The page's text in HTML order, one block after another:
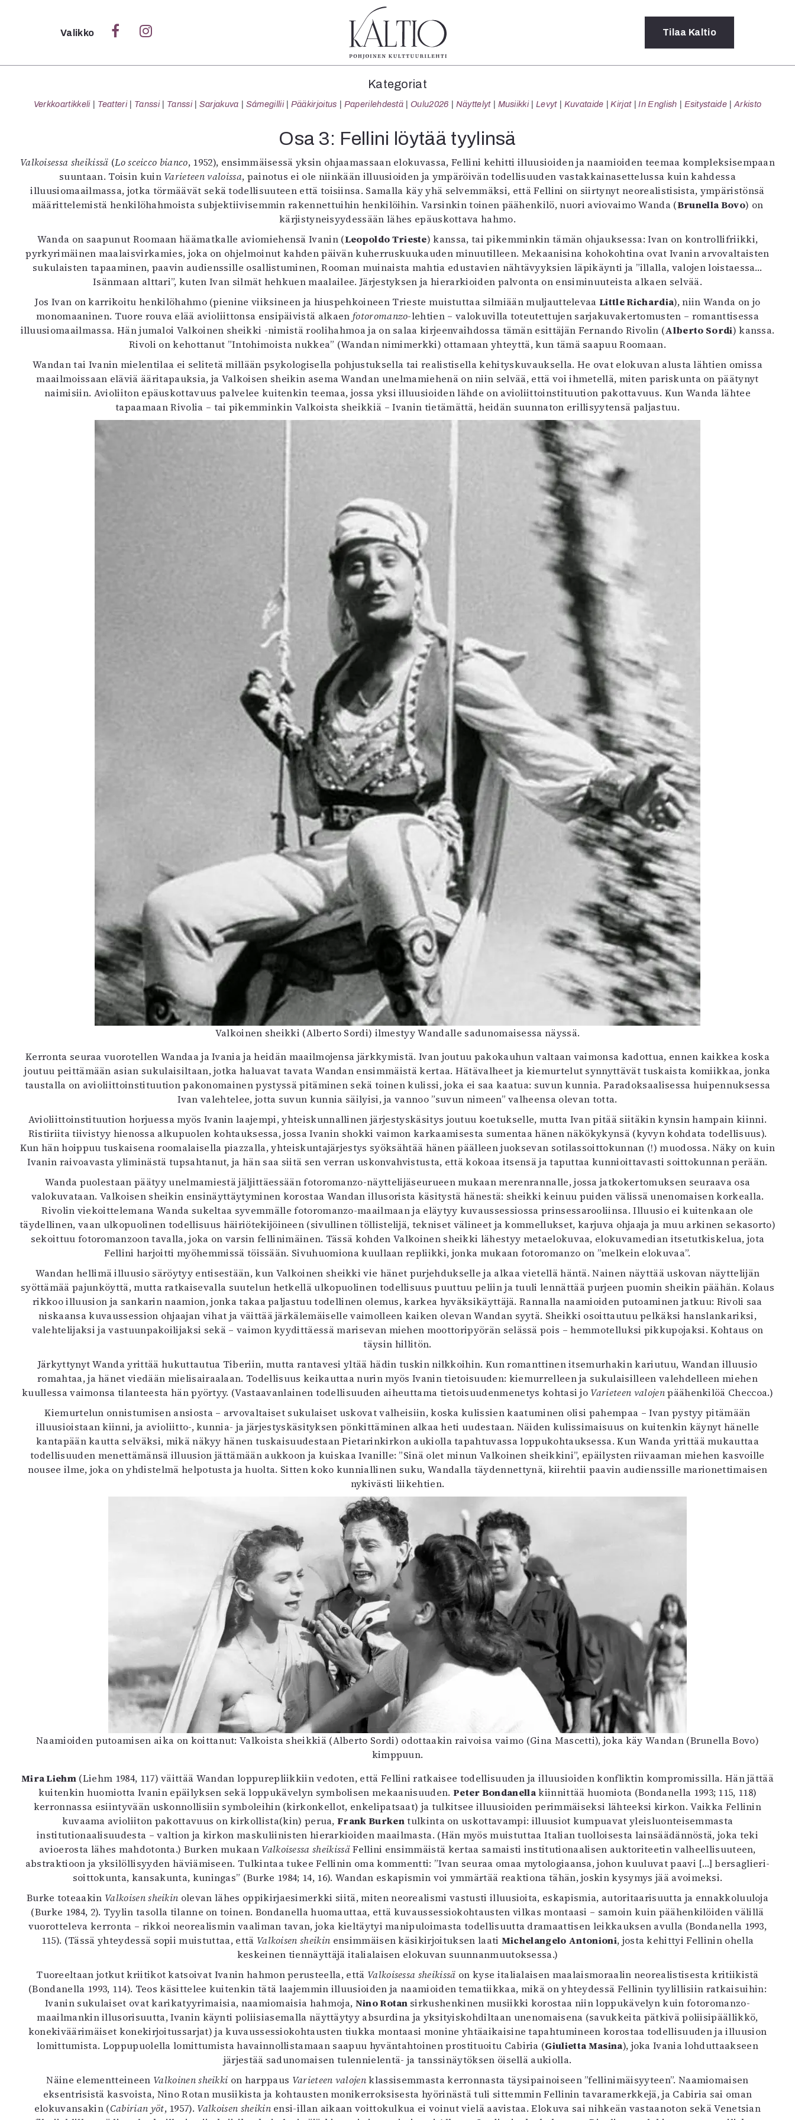
Sulje
Verkkoartikkeli
Tanssi
Tanssi
Sarjakuva
Sámegillii
Pääkirjoitus
Paperilehdestä
Oulu2026
Musiikki
Levyt
Kuvataide
Kirjat
In English
Esitystaide
Arkisto
Lehdet
4/2026
1/2026
6/2025
5/2025 saame
5/2025
Lehtiarkisto
Tilaus ja
Yhteistyössä
Toimitus
Mediatiedot
Kaltio ry
Valikko Tilaa Kaltio
Kategoriat
Verkkoartikkeli Teatteri Tanssi Tanssi Sarjakuva Sámegillii Pääkirjoitus Paperilehdestä Oulu2026 Näyttelyt Musiikki Levyt Kuvataide Kirjat In English Esitystaide Arkisto
Osa 3: Fellini löytää tyylinsä
Valkoisessa sheikissä (Lo sceicco bianco, 1952), ensimmäisessä yksin ohjaamassaan elokuvassa, Fellini kehitti illuusioiden ja naamioiden teemaa kompleksisempaan
suuntaan. Toisin kuin Varieteen valoissa, painotus ei ole niinkään illuusioiden ja ympäröivän todellisuuden vastakkainasettelussa kuin kahdessa
illuusiomaailmassa, jotka törmäävät sekä todellisuuteen että toisiinsa. Samalla käy yhä selvemmäksi, että Fellini on siirtynyt neorealistisista, ympäristönsä
määrittelemistä henkilöhahmoista subjektiivisemmin rakennettuihin henkilöihin. Varsinkin toinen päähenkilö, nuori aviovaimo Wanda (Brunella Bovo) on
kärjistyneisyydessään lähes epäuskottava hahmo.
Wanda on saapunut Roomaan häämatkalle aviomiehensä Ivanin (Leopoldo Trieste) kanssa, tai pikemminkin tämän ohjauksessa: Ivan on kontrollifriikki,
pyrkyrimäinen maalaisvirkamies, joka on ohjelmoinut kahden päivän kuherruskuukauden minuutilleen. Mekaanisina kohokohtina ovat Ivanin arvovaltaisten
sukulaisten tapaaminen, paavin audienssille osallistuminen, Rooman muinaista mahtia edustavien nähtävyyksien läpikäynti ja ”illalla, valojen loistaessa…
Isänmaan alttari”, kuten Ivan silmät hehkuen maalailee. Järjestyksen ja hierarkioiden palvonta on ensiminuuteista alkaen selvää.
Jos Ivan on karrikoitu henkilöhahmo (pienine viiksineen ja hiuspehkoineen Trieste muistuttaa silmiään muljauttelevaaLittle Richardia), niin Wanda on jo
monomaaninen. Tuore rouva elää avioliittonsa ensipäivistä alkaen fotoromanzo-lehtien – valokuvilla toteutettujen sarjakuvakertomusten – romanttisessa
illuusiomaailmassa. Hän jumaloi Valkoinen sheikki -nimistä roolihahmoa ja on salaa kirjeenvaihdossa tämän esittäjän Fernando Rivolin (Alberto Sordi) kanssa.
Rivoli on kehottanut ”Intohimoista nukkea” (Wandan nimimerkki) ottamaan yhteyttä, kun tämä saapuu Roomaan.
Wandan tai Ivanin mielentilaa ei selitetä millään psykologisella pohjustuksella tai realistisella kehityskuvauksella. He ovat elokuvan alusta lähtien omissa
maailmoissaan eläviä ääritapauksia, ja Valkoisen sheikin asema Wandan unelmamiehenä on niin selvää, että voi ihmetellä, miten pariskunta on päätynyt
naimisiin. Avioliiton epäuskottavuus palvelee kuitenkin teemaa, jossa yksi illuusioiden lähde on avioliittoinstituution pakottavuus. Kun Wanda lähtee
tapaamaan Rivolia – tai pikemminkin Valkoista sheikkiä – Ivanin tietämättä, heidän suunnaton erillisyytensä paljastuu.
Valkoinen sheikki (Alberto Sordi) ilmestyy Wandalle sadunomaisessa näyssä.
Kerronta seuraa vuorotellen Wandaa ja Ivania ja heidän maailmojensa järkkymistä. Ivan joutuu pakokauhun valtaan vaimonsa kadottua, ennen kaikkea koska
joutuu peittämään asian sukulaisiltaan, jotka haluavat tavata Wandan ensimmäistä kertaa. Hätävalheet ja kiemurtelut synnyttävät tuskaista komiikkaa, jonka
taustalla on avioliittoinstituution pakonomainen pystyssä pitäminen sekä toinen kulissi, joka ei saa kaatua: suvun kunnia. Paradoksaalisessa huipennuksessa
Ivan valehtelee, jotta suvun kunnia säilyisi, ja vannoo ”suvun nimeen” valheensa olevan totta.
Avioliittoinstituution horjuessa myös Ivanin laajempi, yhteiskunnallinen järjestyskäsitys joutuu koetukselle, mutta Ivan pitää siitäkin kynsin hampain kiinni.
Ristiriita tiivistyy hienossa alkupuolen kohtauksessa, jossa Ivanin shokki vaimon karkaamisesta sumentaa hänen näkökykynsä (kyvyn kohdata todellisuus).
Kun hän hoippuu tuskaisena roomalaisella piazzalla, yhteiskuntajärjestys syöksähtää hänen päälleen juoksevan sotilassoittokunnan (!) muodossa. Näky on kuin
Ivanin raivoavasta yliminästä tupsahtanut, ja hän saa siitä sen verran uskonvahvistusta, että kokoaa itsensä ja taputtaa kunnioittavasti soittokunnan perään.
Wanda puolestaan päätyy unelmamiestä jäljittäessään fotoromanzo-näyttelijäseurueen mukaan merenrannalle, jossa jatkokertomuksen seuraava osa
valokuvataan. Valkoisen sheikin ensinäyttäytyminen korostaa Wandan illusorista käsitystä hänestä: sheikki keinuu puiden välissä unenomaisen korkealla.
Rivolin viekoittelemana Wanda sukeltaa syvemmälle fotoromanzo-maailmaan ja eläytyy kuvaussessiossa prinsessarooliinsa. Illuusio ei kuitenkaan ole
täydellinen, vaan ulkopuolinen todellisuus häiriötekijöineen (sivullinen töllistelijä, tekniset välineet ja kommellukset, karjuva ohjaaja ja muu arkinen sekasorto)
sekoittuu fotoromanzoon tavalla, joka on varsin fellinimäinen. Tässä kohden Valkoinen sheikki lähestyy metaelokuvaa, elokuvamedian itsetutkiskelua, jota
Fellini harjoitti myöhemmissä töissään. Sivuhuomiona kuullaan repliikki, jonka mukaan fotoromanzo on ”melkein elokuvaa”.
Wandan hellimä illuusio säröytyy entisestään, kun Valkoinen sheikki vie hänet purjehdukselle ja alkaa vietellä häntä. Nainen näyttää uskovan näyttelijän
syöttämää pajunköyttä, mutta ratkaisevalla suutelun hetkellä ulkopuolinen todellisuus puuttuu peliin ja tuuli lennättää purjeen puomin sheikin päähän. Kolaus
rikkoo illuusion ja sankarin naamion, jonka takaa paljastuu todellinen olemus, karkea hyväksikäyttäjä. Rannalla naamioiden putoaminen jatkuu: Rivoli saa
niskaansa kuvaussession ohjaajan vihat ja väittää järkälemäiselle vaimolleen kaiken olevan Wandan syytä. Sheikki osoittautuu pelkäksi hanslankariksi,
valehtelijaksi ja vastuunpakoilijaksi sekä – vaimon kyydittäessä marisevan miehen moottoripyörän selässä pois – hemmotelluksi pikkupojaksi. Kohtaus on
täysin hillitön.
Järkyttynyt Wanda yrittää hukuttautua Tiberiin, mutta rantavesi yltää hädin tuskin nilkkoihin. Kun romanttinen itsemurhakin kariutuu, Wandan illuusio
romahtaa, ja hänet viedään mielisairaalaan. Todellisuus keikauttaa nurin myös Ivanin tietoisuuden: kiemurrelleen ja sukulaisilleen valehdelleen miehen
kuullessa vaimonsa tilanteesta hän pyörtyy. (Vastaavanlainen todellisuuden aiheuttama tietoisuudenmenetys kohtasi jo Varieteen valojenpäähenkilöä Checcoa.)
Kiemurtelun onnistumisen ansiosta – arvovaltaiset sukulaiset uskovat valheisiin, koska kulissien kaatuminen olisi pahempaa – Ivan pystyy pitämään
illuusioistaan kiinni, ja avioliitto-, kunnia- ja järjestyskäsityksen pönkittäminen alkaa heti uudestaan. Näiden kulissimaisuus on kuitenkin käynyt hänelle
kantapään kautta selväksi, mikä näkyy hänen tuskaisuudestaan Pietarinkirkon aukiolla tapahtuvassa loppukohtauksessa. Kun Wanda yrittää mukauttaa
todellisuuden menettämänsä illuusion jättämään aukkoon ja kuiskaa Ivanille: ”Sinä olet minun Valkoinen sheikkini”, epäilysten riivaaman miehen kasvoille
nousee ilme, joka on yhdistelmä helpotusta ja huolta. Sitten koko kunniallinen suku, Wandalla täydennettynä, kiirehtii paavin audienssille marionettimaisen
nykivästi liikehtien.
Naamioiden putoamisen aika on koittanut: Valkoista sheikkiä (Alberto Sordi) odottaakin raivoisa vaimo (Gina Mascetti), joka käy Wandan (Brunella Bovo)
kimppuun.
Mira Liehm (Liehm 1984, 117) väittää Wandan loppurepliikkiin vedoten, että Fellini ratkaisee todellisuuden ja illuusioiden konfliktin kompromissilla. Hän jättää
kuitenkin huomiotta Ivanin epäilyksen sekä loppukävelyn symbolisen mekaanisuuden. Peter Bondanellakiinnittää huomiota (Bondanella 1993; 115, 118)
kerronnassa esiintyvään uskonnollisiin symboleihin (kirkonkellot, enkelipatsaat) ja tulkitsee illuusioiden perimmäiseksi lähteeksi kirkon. Vaikka Fellinin
kuvaama avioliiton pakottavuus on kirkollista(kin) perua,Frank Burkentulkinta on uskottavampi: illuusiot kumpuavat yleisluonteisemmasta
institutionaalisuudesta – valtion ja kirkon maskuliinisten hierarkioiden maailmasta. (Hän myös muistuttaa Italian tuolloisesta lainsäädännöstä, joka teki
avioerosta lähes mahdotonta.) Burken mukaan Valkoisessa sheikissäFellini ensimmäistä kertaa samaisti institutionaalisen auktoriteetin valheellisuuteen,
abstraktioon ja yksilöllisyyden häviämiseen. Tulkintaa tukee Fellinin oma kommentti: ”Ivan seuraa omaa mytologiaansa, johon kuuluvat paavi […] bersaglieri-
soittokunta, kansakunta, kuningas” (Burke 1984; 14, 16). Wandan eskapismin voi ymmärtää reaktiona tähän, joskin kysymys jää avoimeksi.
Burke toteaakin Valkoisen sheikin olevan lähes oppikirjaesimerkki siitä, miten neorealismi vastusti illuusioita, eskapismia, autoritaarisuutta ja ennakkoluuloja
(Burke 1984, 2). Tyylin tasolla tilanne on toinen. Bondanella huomauttaa, että kuvaussessiokohtausten vilkas montaasi – samoin kuin päähenkilöiden välillä
vuorotteleva kerronta – rikkoi neorealismin vaaliman tavan, joka kieltäytyi manipuloimasta todellisuutta dramaattisen leikkauksen avulla (Bondanella 1993,
115). (Tässä yhteydessä sopii muistuttaa, että Valkoisen sheikin ensimmäisen käsikirjoituksen laati Michelangelo Antonioni, josta kehittyi Fellinin ohella
keskeinen tiennäyttäjä italialaisen elokuvan suunnanmuutoksessa.)
Tuoreeltaan jotkut kriitikot katsoivat Ivanin hahmon perusteella, että Valkoisessa sheikissä on kyse italialaisen maalaismoraalin neorealistisesta kritiikistä
(Bondanella 1993, 114). Teos käsittelee kuitenkin tätä laajemmin illuusioiden ja naamioiden tematiikkaa, mikä on yhteydessä Fellinin tyylillisiin ratkaisuihin:
Ivanin sukulaiset ovat karikatyyrimaisia, naamiomaisia hahmoja, Nino Rotan sirkushenkinen musiikki korostaa niin loppukävelyn kuin fotoromanzo-
maailmankin illusorisuutta, Ivanin käynti poliisiasemalla näyttäytyy absurdina ja yksityiskohdiltaan unenomaisena (savukkeita pätkivä poliisipäällikkö,
konekiväärimäiset konekirjoitussarjat) ja kuvaussessiokohtausten tiukka montaasi monine yhtäaikaisine tapahtumineen korostaa todellisuuden ja illuusion
lomittumista. Loppupuolella lomittumista havainnollistamaan saapuu hyväntahtoinen prostituoitu Cabiria (Giulietta Masina), joka Ivania lohduttaakseen
järjestää sadunomaisen tulennielentä- ja tanssinäytöksen öisellä aukiolla.
Näine elementteineen Valkoinen sheikki on harppaus Varieteen valojenklassisemmasta kerronnasta täysipainoiseen ”fellinimäisyyteen”. Naamiomaisen
eksentrisistä kasvoista, Nino Rotan musiikista ja kohtausten monikerroksisesta hyörinästä tuli sittemmin Fellinin tavaramerkkejä, ja Cabiria sai oman
elokuvansakin (Cabirian yöt, 1957). Valkoisen sheikin ensi-illan aikaan voittokulkua ei voinut vielä aavistaa. Elokuva sai nihkeän vastaanoton sekä Venetsian